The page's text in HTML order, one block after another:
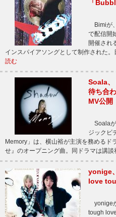
「
Bimiが
で配信開
開催され
インスパイアソングとして制作された
読む
Soala、
待ち合
MV公開
Soalaが
ジックビ
Memory」は、横山裕が主演を務めるド
せ』のオープニング曲。同ドラマは講
yonige
love
yonige
tough